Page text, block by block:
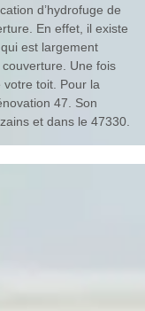
d’hydrofuge de
En effet, il existe
est largement
Une fois
toit. Pour la
47. Son
et dans le 47330.